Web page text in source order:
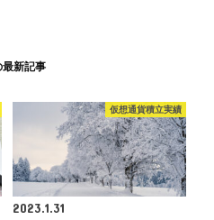
最新記事
仮想通貨積立実績
2023.1.31